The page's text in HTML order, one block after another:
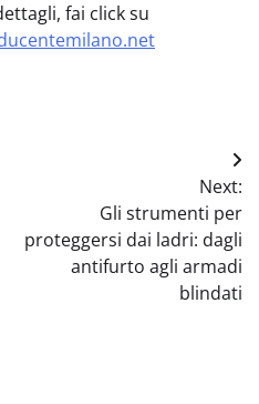
fai click su
Next:
Gli strumenti per
proteggersi dai ladri: dagli
antifurto agli armadi
blindati